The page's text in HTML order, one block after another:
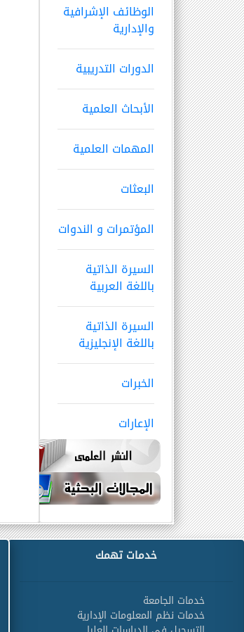
الوظائف الإشرافية
والإدارية
الدورات التدريبية
الأبحاث العلمية
المهمات العلمية
البعثات
المؤتمرات و الندوات
السيرة الذاتية
باللغة العربية
السيرة الذاتية
باللغة الإنجليزية
الخبرات
الإعارات
خدمات تهمك
خدمات الجامعة
خدمات نظم المعلومات الإدارية